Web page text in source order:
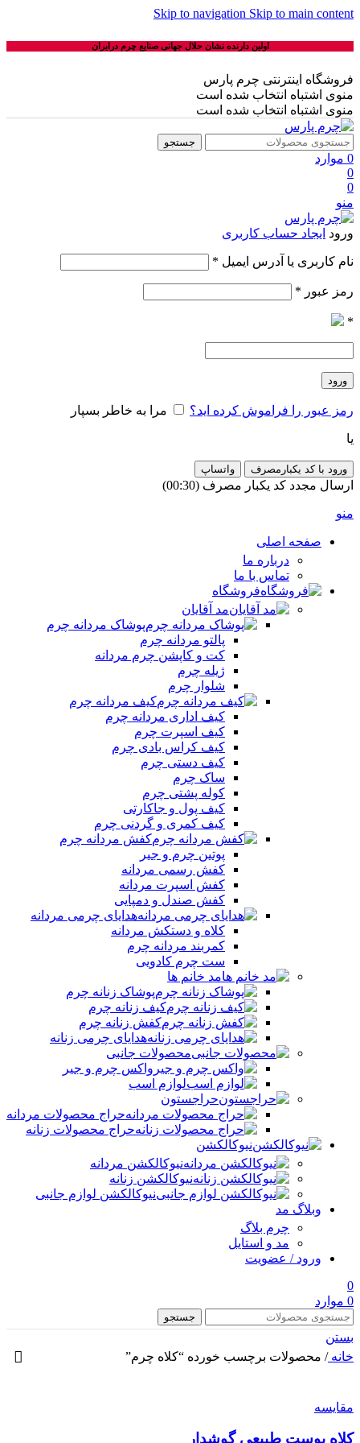
Skip to navigation Skip to main content
اولین دارنده نشان حلال جهانی صنایع چرم درایران
فروشگاه اینترنتی چرم پارس
منوی اشتباه انتخاب شده است
منوی اشتباه انتخاب شده است
جستجو
0 موارد
0
0
منو
ورود ایجاد حساب کاربری
نام کاربری یا آدرس ایمیل *
رمز عبور *
*
ورود
رمز عبور را فراموش کرده اید؟ مرا به خاطر بسپار
یا
ورود با کد یکبارمصرف واتساپ
ارسال مجدد کد یکبار مصرف (00:
30
)
منو
صفحه اصلی
درباره ما
تماس با ما
فروشگاه
مد آقایان
پوشاک مردانه چرم
پالتو مردانه چرم
کت و کاپشن چرم مردانه
ژیله چرم
شلوار چرم
کیف مردانه چرم
کیف اداری مردانه چرم
کیف اسپرت چرم
کیف کراس بادی چرم
کیف دستی چرم
ساک چرم
کوله پشتی چرم
کیف پول و جاکارتی
کیف کمری و گردنی چرم
کفش مردانه چرم
پوتین چرم و جیر
کفش رسمی مردانه
کفش اسپرت مردانه
کفش صندل و دمپایی
هدایای چرمی مردانه
کلاه و دستکش مردانه
کمربند مردانه چرم
ست چرم کادویی
مد خانم ها
پوشاک زنانه چرم
کیف زنانه چرم
کفش زنانه چرم
هدایای چرمی زنانه
محصولات جانبی
واکس چرم و جیر
لوازم اسب
حراجستون
حراج محصولات مردانه
حراج محصولات زنانه
نیوکالکشن
نیوکالکشن مردانه
نیوکالکشن زنانه
نیوکالکشن لوازم جانبی
وبلاگ مد
چرم بلاگ
مد و استایل
ورود / عضویت
0
0 موارد
جستجو
بستن
خانه/ محصولات برچسب خورده “کلاه چرم”
مقایسه
کلاه پوست طبیعی گوشدار